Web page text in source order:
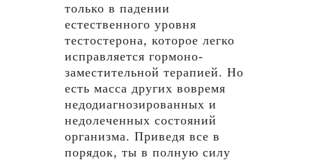
только в падении
естественного уровня
тестостерона, которое легко
исправляется гормоно-
заместительной терапией. Но
есть масса других вовремя
недодиагнозированных и
недолеченных состояний
организма. Приведя все в
порядок, ты в полную силу